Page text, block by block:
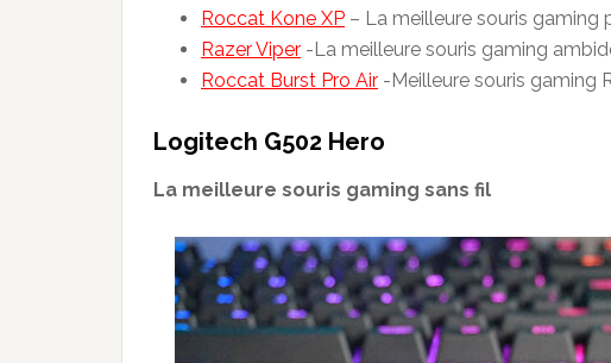
Roccat Kone XP – La meilleure souris gaming
Razer Viper -La meilleure souris gaming
Roccat Burst Pro Air -Meilleure souris gaming
Logitech G502 Hero
La meilleure souris gaming sans fil